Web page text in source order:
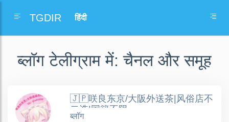
TGDIR
ब्लॉग टेलीग्राम में: चैनल और समूह
🇯🇵咲良东京/大阪外送茶|风俗店不
二选|国籍不限
ब्लॉग